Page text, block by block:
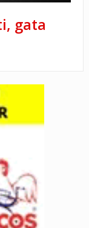
gata